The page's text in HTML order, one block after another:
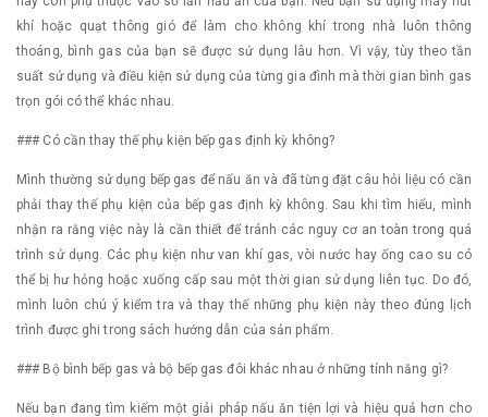
khí hoặc quạt thông gió để làm cho không khí trong nhà luôn thông
thoáng, bình gas của bạn sẽ được sử dụng lâu hơn. Vì vậy, tùy theo tần
suất sử dụng và điều kiện sử dụng của từng gia đình mà thời gian bình gas
trọn gói có thể khác nhau.
### Có cần thay thế phụ kiện bếp gas định kỳ không?
Mình thường sử dụng bếp gas để nấu ăn và đã từng đặt câu hỏi liệu có cần
phải thay thế phụ kiện của bếp gas định kỳ không. Sau khi tìm hiểu, mình
nhận ra rằng việc này là cần thiết để tránh các nguy cơ an toàn trong quá
trình sử dụng. Các phụ kiện như van khí gas, vòi nước hay ống cao su có
thể bị hư hỏng hoặc xuống cấp sau một thời gian sử dụng liên tục. Do đó,
mình luôn chú ý kiểm tra và thay thế những phụ kiện này theo đúng lịch
trình được ghi trong sách hướng dẫn của sản phẩm.
### Bộ bình bếp gas và bộ bếp gas đôi khác nhau ở những tính năng gì?
Nếu bạn đang tìm kiếm một giải pháp nấu ăn tiện lợi và hiệu quả hơn cho